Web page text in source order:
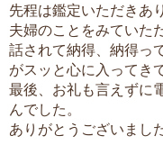
先程は鑑定いただきあ
夫婦のことをみていた
話されて納得、納得っ
がスッと心に入ってき
最後、お礼も言えずに
んでした。
ありがとうございました